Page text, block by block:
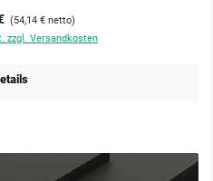
(54,14 € netto)
zzgl. Versandkosten